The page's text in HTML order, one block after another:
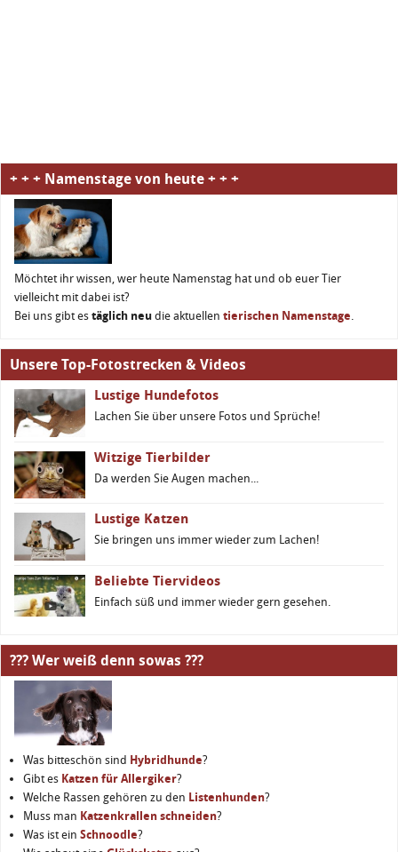
+ + + Namenstage von heute + + +
Möchtet ihr wissen, wer heute Namenstag hat und ob euer Tier
vielleicht mit dabei ist?
Bei uns gibt es täglich neu die aktuellen tierischen Namenstage.
Unsere Top-Fotostrecken & Videos
Lustige Hundefotos
Lachen Sie über unsere Fotos und Sprüche!
Witzige Tierbilder
Da werden Sie Augen machen...
Lustige Katzen
Sie bringen uns immer wieder zum Lachen!
Beliebte Tiervideos
Einfach süß und immer wieder gern gesehen.
??? Wer weiß denn sowas ???
Was bitteschön sind Hybridhunde?
Gibt es Katzen für Allergiker?
Welche Rassen gehören zu den Listenhunden?
Muss man Katzenkrallen schneiden?
Was ist ein Schnoodle?